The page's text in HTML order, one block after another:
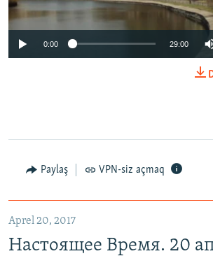
0:00 29:00
Paylaş VPN-siz açmaq
Aprel 20, 2017
Настоящее Время. 20